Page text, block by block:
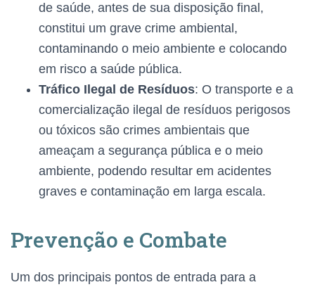
de saúde, antes de sua disposição final,
constitui um grave crime ambiental,
contaminando o meio ambiente e colocando
em risco a saúde pública.
Tráfico Ilegal de Resíduos: O transporte e a
comercialização ilegal de resíduos perigosos
ou tóxicos são crimes ambientais que
ameaçam a segurança pública e o meio
ambiente, podendo resultar em acidentes
graves e contaminação em larga escala.
Prevenção e Combate
Um dos principais pontos de entrada para a